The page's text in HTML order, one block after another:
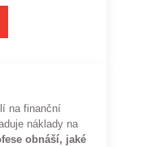
na finanční
náklady na
obnáší, jaké